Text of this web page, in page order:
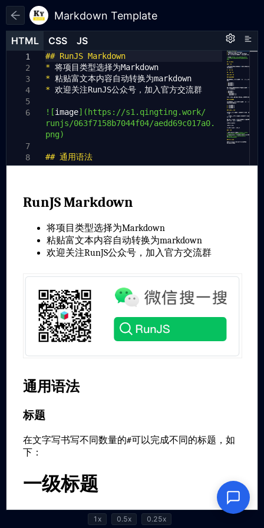
Markdown Template
HTML CSS JS
1
2
3
4
5
6
7
8
9
## RunJS Markdown
* 将项目类型选择为Markdown
* 粘贴富文本内容自动转换为markdown
* 欢迎关注RunJS公众号，加入官方交流群
![image](https://s1.qingting.work/
runjs/063f7158b7044f04/aedd69c017a0.
png)
## 通用语法
HTML CSS JS
1
HTML CSS JS
1
1x 0.5x 0.25x